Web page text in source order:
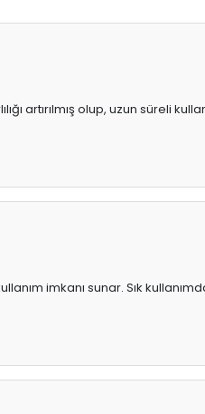
artırılmış olup, uzun süreli
imkanı sunar. Sık